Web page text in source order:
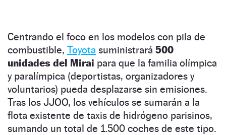
Centrando el foco en los modelos con pila de
combustible, Toyota suministrará 500
unidades del Mirai para que la familia olímpica
y paralímpica (deportistas, organizadores y
voluntarios) pueda desplazarse sin emisiones.
Tras los JJOO, los vehículos se sumarán a la
flota existente de taxis de hidrógeno parisinos,
sumando un total de 1.500 coches de este tipo.